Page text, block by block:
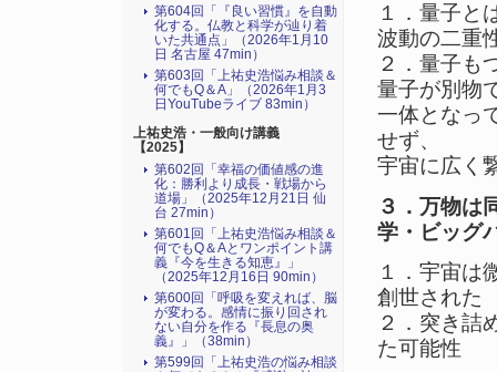
１．量子と
波動の二重
２．量子も
量子が別物
一体となっ
せず、
宇宙に広く
３．万物は
学・ビッグ
１．宇宙は
創世された
２．突き詰
た可能性
第604回「『良い習慣』を自動
化する。仏教と科学が辿り着
いた共通点」（2026年1月10
日 名古屋 47min）
第603回「上祐史浩悩み相談＆
何でもQ＆A」（2026年1月3
日YouTubeライブ 83min）
上祐史浩・一般向け講義
【2025】
第602回「幸福の価値感の進
化：勝利より成長・戦場から
道場」（2025年12月21日 仙
台 27min）
第601回「上祐史浩悩み相談＆
何でもQ＆Aとワンポイント講
義『今を生きる知恵』」
（2025年12月16日 90min）
第600回「呼吸を変えれば、脳
が変わる。感情に振り回され
ない自分を作る『長息の奥
義』」（38min）
第599回「上祐史浩の悩み相談